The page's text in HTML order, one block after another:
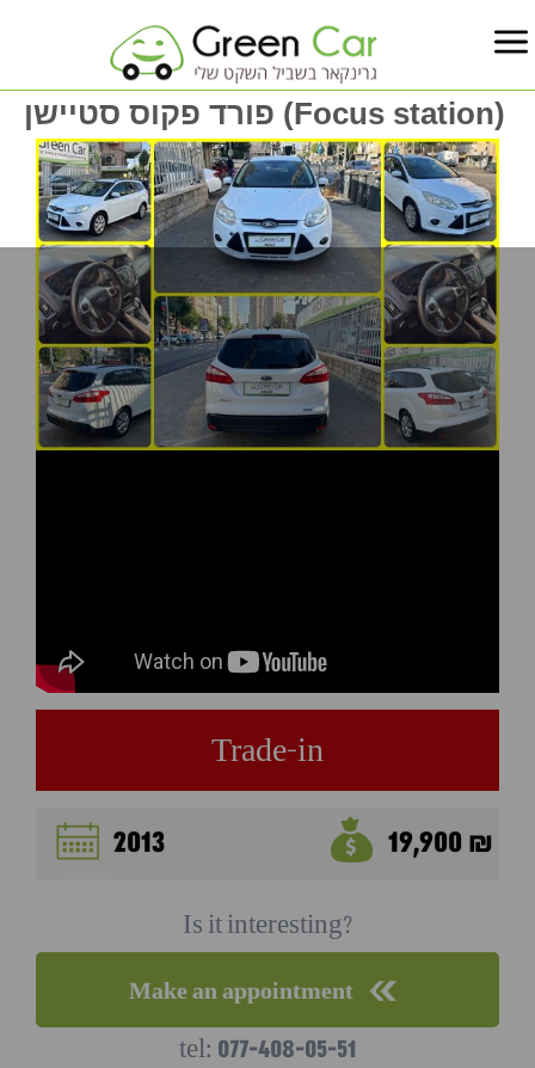
פורד פקוס סטיישן (Focus station)
Trade-in
2013 19,900 ₪
Is it interesting?
Make an appointment
tel: 077-408-05-51